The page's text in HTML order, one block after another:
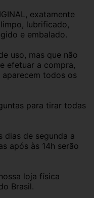
exatamente
lubrificado,
e embalado.
uso, mas que não
efetuar a compra,
todos os
para tirar todas
dias de segunda a
após às 14h serão
loja física
Brasil.